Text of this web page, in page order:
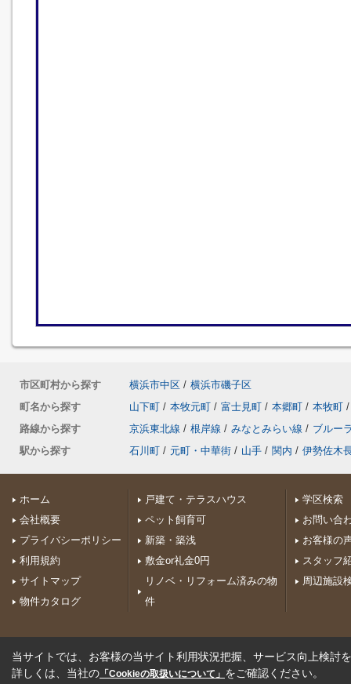
市区町村から探す 横浜市中区 / 横浜市磯子区
町名から探す
山下町 / 本牧元町 / 富士見町 / 本郷町 / 本牧町 /
路線から探す
京浜東北線 / 根岸線 / みなとみらい線 / ブルー
駅から探す
石川町 / 元町・中華街 / 山手 / 関内 / 伊勢佐木
ホーム
会社概要
プライバシーポリシー
利用規約
サイトマップ
物件カタログ
戸建て・テラスハウス
ペット飼育可
新築・築浅
敷金or礼金0円
リノベ・リフォーム済みの物
件
学区検索
お問い合
お客様の
スタッフ
周辺施設
当サイトでは、お客様の当サイト利用状況把握、サービス向上検討
詳しくは、当社の 「Cookieの取扱いについて」 をご確認ください。